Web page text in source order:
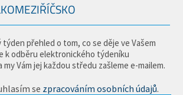
přehled o tom, co se děje ve Vašem
k odběru elektronického týdeníku
my Vám jej každou středu zašleme e-mailem.
se zpracováním osobních údajů.